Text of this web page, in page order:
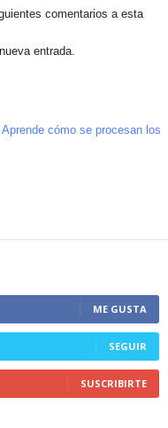
comentarios a esta
entrada.
Aprende cómo se procesan los
ME GUSTA
SEGUIR
SUSCRIBIRTE